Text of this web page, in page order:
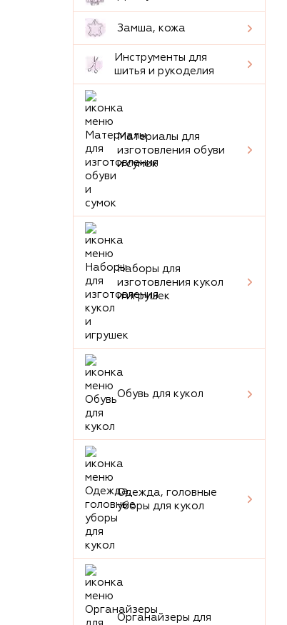
Замша, кожа
Инструменты для
шитья и рукоделия
Материалы для
изготовления обуви
и сумок
Наборы для
изготовления кукол
и игрушек
Обувь для кукол
Одежда, головные
уборы для кукол
Органайзеры для